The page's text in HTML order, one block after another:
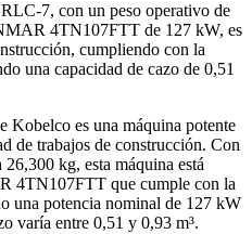
7, con un peso operativo de
4TN107FTT de 127 kW, es
cumpliendo con la
una capacidad de cazo de 0,51
Kobelco es una máquina potente
de trabajos de construcción. Con
kg, esta máquina está
4TN107FTT que cumple con la
una potencia nominal de 127 kW
varía entre 0,51 y 0,93 m³.